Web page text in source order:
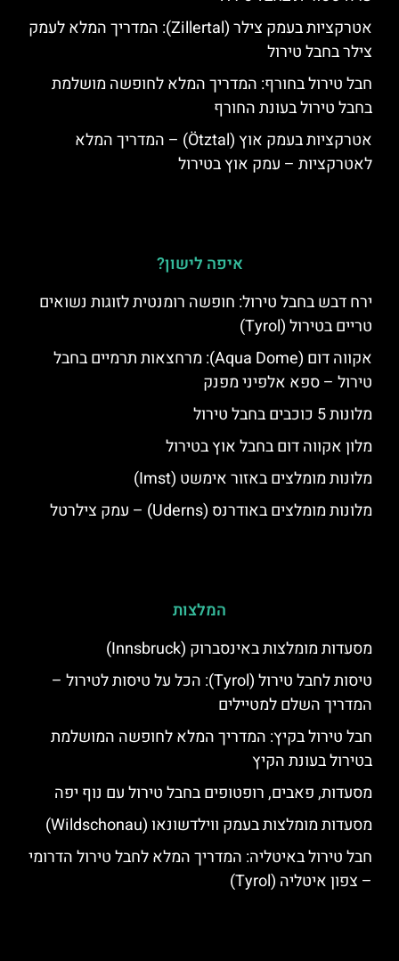
אטרקציות בעמק צילר (Zillertal): המדריך המלא לעמק
צילר בחבל טירול
חבל טירול בחורף: המדריך המלא לחופשה מושלמת
בחבל טירול בעונת החורף
אטרקציות בעמק אוץ (Ötztal) – המדריך המלא
לאטרקציות – עמק אוץ בטירול
איפה לישון?
ירח דבש בחבל טירול: חופשה רומנטית לזוגות נשואים
טריים בטירול (Tyrol)
אקווה דום (Aqua Dome): מרחצאות תרמיים בחבל
טירול – ספא אלפיני מפנק
מלונות 5 כוכבים בחבל טירול
מלון אקווה דום בחבל אוץ בטירול
מלונות מומלצים באזור אימשט (Imst)
מלונות מומלצים באודרנס (Uderns) – עמק צילרטל
המלצות
מסעדות מומלצות באינסברוק (Innsbruck)
טיסות לחבל טירול (Tyrol): הכל על טיסות לטירול –
המדריך השלם למטיילים
חבל טירול בקיץ: המדריך המלא לחופשה המושלמת
בטירול בעונת הקיץ
מסעדות, פאבים, רופטופים בחבל טירול עם נוף יפה
מסעדות מומלצות בעמק ווילדשונאו (Wildschonau)
חבל טירול באיטליה: המדריך המלא לחבל טירול הדרומי
– צפון איטליה (Tyrol)